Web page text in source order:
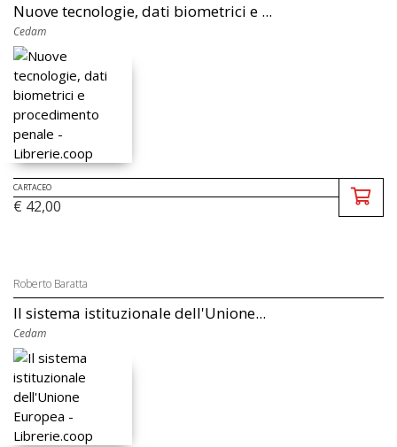
Nuove tecnologie, dati biometrici e ...
Cedam
CARTACEO
€ 42,00
Roberto Baratta
Il sistema istituzionale dell'Unione...
Cedam